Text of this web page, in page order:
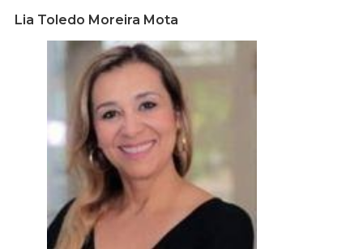
Lia Toledo Moreira Mota